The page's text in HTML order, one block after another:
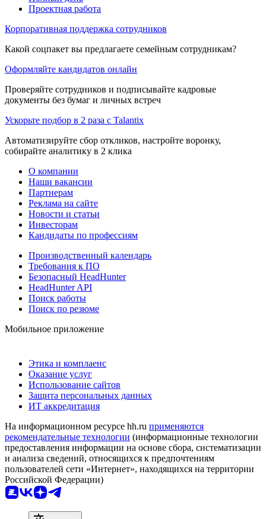
Проектная работа
Корпоративная поддержка сотрудников
Какой соцпакет вы предлагаете семейным сотрудникам?
Оформляйте кандидатов онлайн
Проверяйте сотрудников и подписывайте кадровые
документы без бумаг и личных встреч
Ускорьте подбор в 2 раза с Talantix
Автоматизируйте сбор откликов, настройте воронку,
собирайте аналитику в 2 клика
О компании
Наши вакансии
Партнерам
Реклама на сайте
Новости и статьи
Инвесторам
Кандидаты по профессиям
Производственный календарь
Требования к ПО
Безопасный HeadHunter
HeadHunter API
Поиск работы
Поиск по резюме
Мобильное приложение
Этика и комплаенс
Оказание услуг
Использование сайтов
Защита персональных данных
ИТ аккредитация
На информационном ресурсе hh.ru применяются
рекомендательные технологии (информационные технологии
предоставления информации на основе сбора, систематизации
и анализа сведений, относящихся к предпочтениям
пользователей сети «Интернет», находящихся на территории
Российской Федерации)